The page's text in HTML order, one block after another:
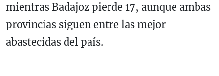
mientras Badajoz pierde 17, aunque ambas
provincias siguen entre las mejor
abastecidas del país.